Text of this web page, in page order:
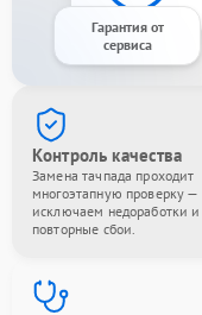
Гарантия от
сервиса
Контроль качества
Замена тачпада проходит
многоэтапную проверку —
исключаем недоработки и
повторные сбои.